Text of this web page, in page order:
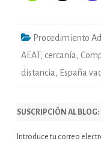
Procedimiento
AEAT, cercanía ,
distancia , España
SUSCRIPCIÓN AL BLOG:
Introduce tu correo